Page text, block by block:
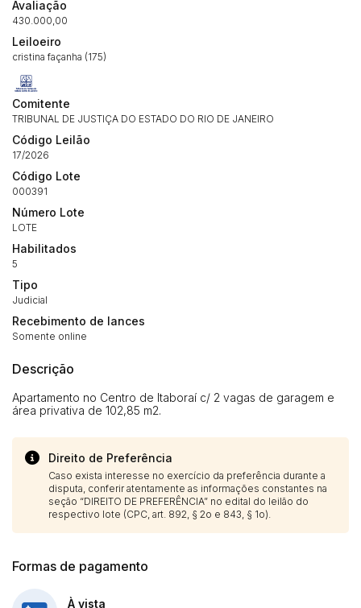
Avaliação
430.000,00
Leiloeiro
cristina façanha (175)
Comitente
TRIBUNAL DE JUSTIÇA DO ESTADO DO RIO DE JANEIRO
Código Leilão
17/2026
Código Lote
000391
Número Lote
LOTE
Habilitados
5
Tipo
Judicial
Recebimento de lances
Somente online
Descrição
Apartamento no Centro de Itaboraí c/ 2 vagas de garagem e
área privativa de 102,85 m2.
Direito de Preferência
Caso exista interesse no exercício da preferência durante a
disputa, conferir atentamente as informações constantes na
seção “DIREITO DE PREFERÊNCIA” no edital do leilão do
respectivo lote (CPC, art. 892, § 2o e 843, § 1o).
Formas de pagamento
À vista
(Art. 895, CPC)
14/04/2025 18:43:11
Clique aqui para fazer login